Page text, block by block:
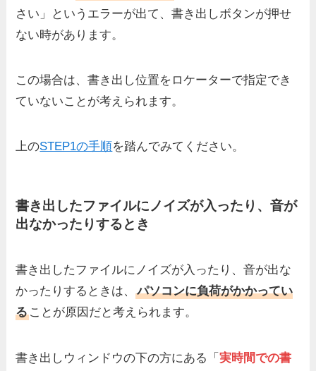
さい」というエラーが出て、書き出しボタンが押せ
ない時があります。
この場合は、書き出し位置をロケーターで指定でき
ていないことが考えられます。
上のSTEP1の手順を踏んでみてください。
書き出したファイルにノイズが入ったり、音が
出なかったりするとき
書き出したファイルにノイズが入ったり、音が出な
かったりするときは、パソコンに負荷がかかってい
ることが原因だと考えられます。
書き出しウィンドウの下の方にある「実時間での書